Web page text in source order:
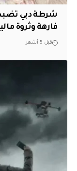
فارهة وثروة
قبل 5 أشهر